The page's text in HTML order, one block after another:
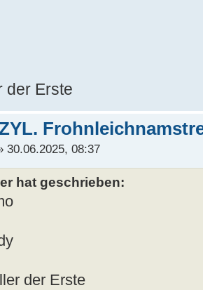
der Erste
30.06.2025, 08:37
hat geschrieben:
der Erste